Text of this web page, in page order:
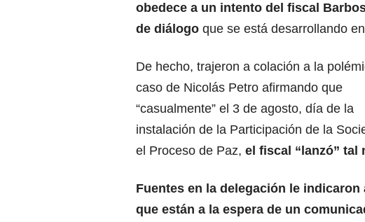
obedece a un intento del fiscal
de diálogo que se está desarrollando
De hecho, trajeron a colación a la
caso de Nicolás Petro afirmando que
“casualmente” el 3 de agosto, día de la
instalación de la Participación de la
el Proceso de Paz, el fiscal “lanzó” tal
Fuentes en la delegación le indicaron
que están a la espera de un